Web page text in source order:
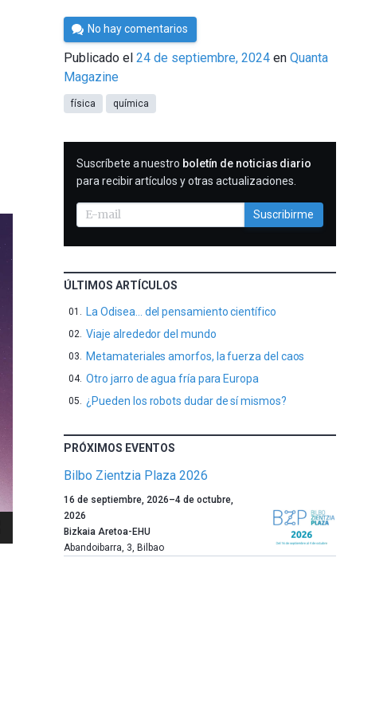
Por
César
Tomé
No hay comentarios
Publicado el24 de septiembre, 2024 enQuanta
Magazine
física química
SUSCRIBIRME
Suscríbete a nuestro boletín de noticias diario
para recibir artículos y otras actualizaciones.
Suscribirme
ÚLTIMOS ARTÍCULOS
La Odisea… del pensamiento científico
Viaje alrededor del mundo
Metamateriales amorfos, la fuerza del caos
Otro jarro de agua fría para Europa
¿Pueden los robots dudar de sí mismos?
PRÓXIMOS EVENTOS
Bilbo Zientzia Plaza 2026
Un
año
más,
Bilbao
16 de septiembre, 2026–4 de octubre,
2026
Bizkaia Aretoa-EHU
Abandoibarra, 3, Bilbao